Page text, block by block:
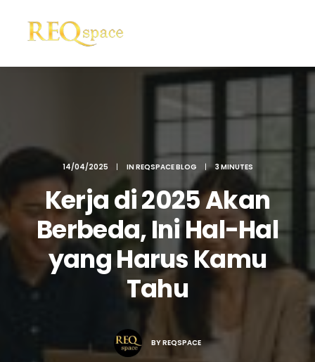
14/04/2025 | INREQSPACE BLOG | 3 MINUTES
Kerja di 2025 Akan
Berbeda, Ini Hal-Hal
yang Harus Kamu
Tahu
BYREQSPACE